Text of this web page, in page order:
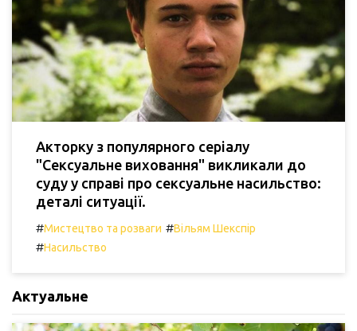
Акторку з популярного серіалу
"Сексуальне виховання" викликали до
суду у справі про сексуальне насильство:
деталі ситуації.
#Мистецтво та розваги #Вільям Шекспір
#Насильство
Актуальне